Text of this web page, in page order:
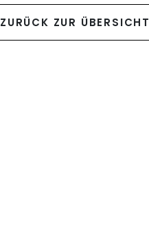
ZURÜCK ZUR ÜBERSICHT